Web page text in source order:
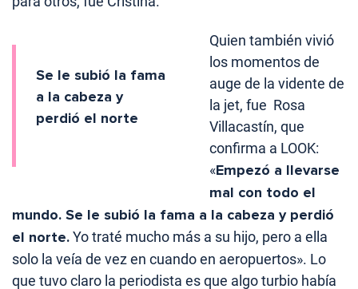
Se le subió la fama
a la cabeza y
perdió el norte
Quien también vivió
los momentos de
auge de la vidente de
la jet, fue Rosa
Villacastín, que
confirma a LOOK:
«Empezó a llevarse
mal con todo el
mundo. Se le subió la fama a la cabeza y perdió
el norte.Yo traté mucho más a su hijo, pero a ella
solo la veía de vez en cuando en aeropuertos». Lo
que tuvo claro la periodista es que algo turbio había